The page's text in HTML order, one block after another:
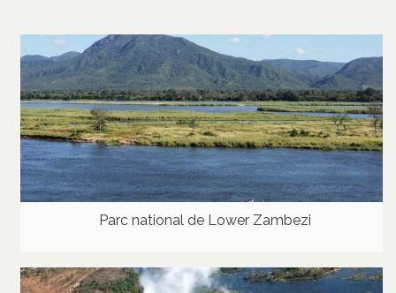
Parc national de Lower Zambezi